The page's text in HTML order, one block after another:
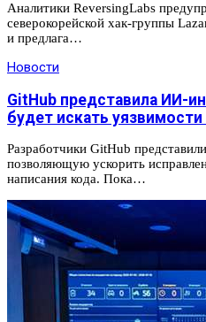
Аналитики ReversingLabs
северокорейской хак-группы
и предлага…
Новости
GitHub представила ИИ-
будет искать
Разработчики GitHub
позволяющую ускорить
написания кода. Пока…